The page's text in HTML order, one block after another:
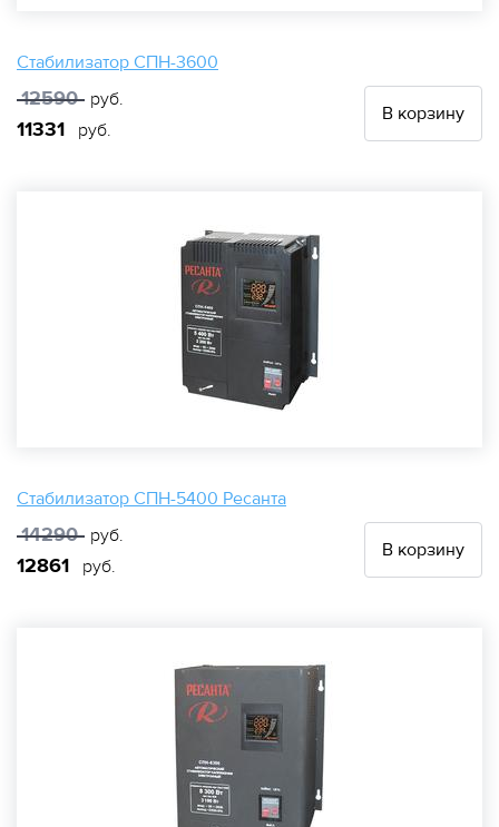
Стабилизатор СПН-3600
12590 руб.
11331 руб.
В корзину
Стабилизатор СПН-5400 Ресанта
14290 руб.
12861 руб.
В корзину